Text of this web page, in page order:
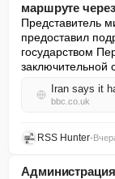
маршруте
Представитель
предоставил
государством
заключительной
bbc.co.uk
RSS Hunter•